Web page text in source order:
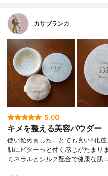
カサブランカ
5.00
キメを整える美容パウダー
使い始めました。とても良い‼️化
肌にピターっと付く感じがたまり
ミネラルとシルク配合で健康な肌…